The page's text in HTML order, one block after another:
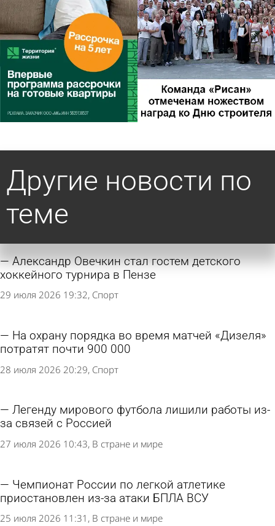
Другие новости по
теме
Александр Овечкин стал гостем детского
хоккейного турнира в Пензе
29 июля 2026 19:32 Спорт
На охрану порядка во время матчей «Дизеля»
потратят почти 900 000
28 июля 2026 20:29 Спорт
Легенду мирового футбола лишили работы из-
за связей с Россией
27 июля 2026 10:43 В стране и мире
Чемпионат России по легкой атлетике
приостановлен из-за атаки БПЛА ВСУ
25 июля 2026 11:31 В стране и мире